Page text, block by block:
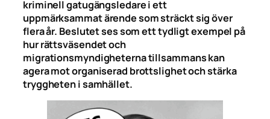
kriminell gatugängsledare i ett
uppmärksammat ärende som sträckt sig över
flera år. Beslutet ses som ett tydligt exempel på
hur rättsväsendet och
migrationsmyndigheterna tillsammans kan
agera mot organiserad brottslighet och stärka
tryggheten i samhället.